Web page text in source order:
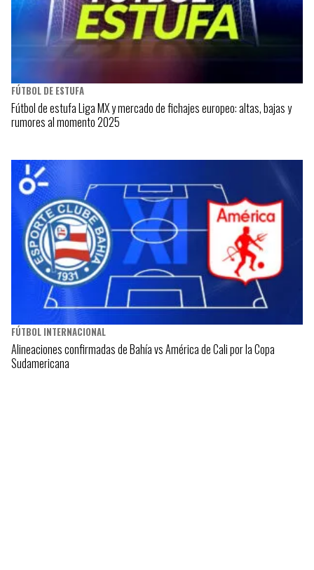
FÚTBOL DE ESTUFA
Fútbol de estufa Liga MX y mercado de fichajes europeo: altas, bajas y
rumores al momento 2025
FÚTBOL INTERNACIONAL
Alineaciones confirmadas de Bahía vs América de Cali por la Copa
Sudamericana